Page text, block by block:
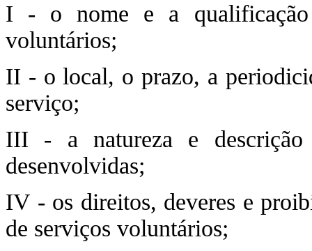
I - o nome e a qualificação
voluntários;
II - o local, o prazo, a
serviço;
III - a natureza e descrição
desenvolvidas;
IV - os direitos, deveres e
de serviços voluntários;